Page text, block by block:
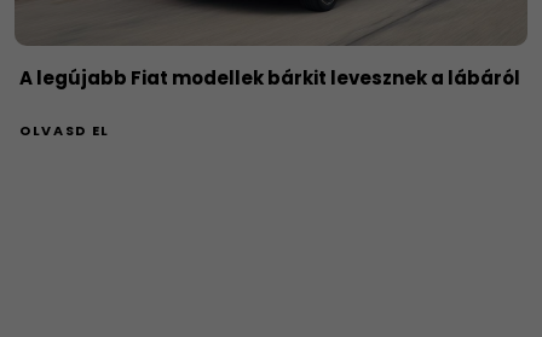
A legújabb Fiat modellek bárkit levesznek a lábáról
OLVASD EL